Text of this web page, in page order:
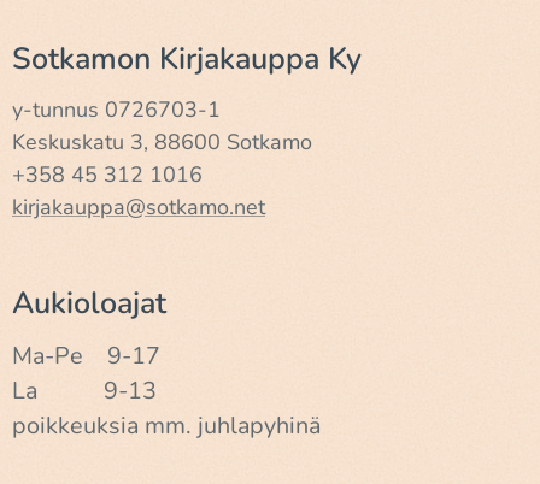
Sotkamon Kirjakauppa Ky
y-tunnus 0726703-1
Keskuskatu 3, 88600 Sotkamo
+358 45 312 1016
kirjakauppa@sotkamo.net
Aukioloajat
Ma-Pe 9-17
La 9-13
poikkeuksia mm. juhlapyhinä